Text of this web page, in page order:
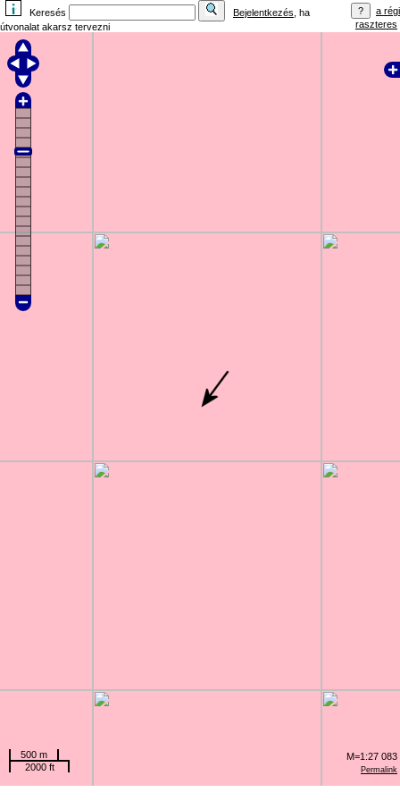
Keresés Bejelentkezés , ha
útvonalat akarsz tervezni
a régi
raszteres
Permalink
500 m
2000 ft
M=1:27 083